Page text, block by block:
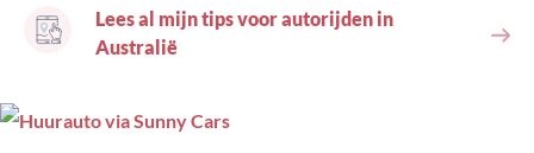
Lees al mijn tips voor autorijden in
Australië